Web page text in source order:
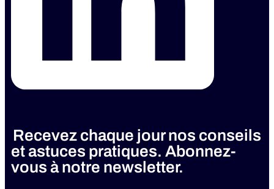
Recevez chaque jour nos conseils
et astuces pratiques. Abonnez-
vous à notre newsletter.